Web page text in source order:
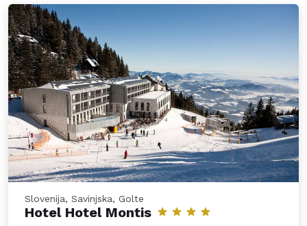
Slovenija, Savinjska, Golte
Hotel Hotel Montis